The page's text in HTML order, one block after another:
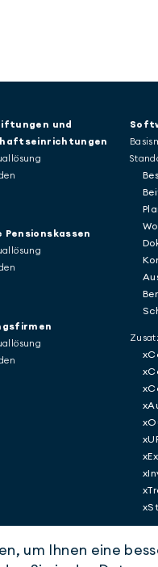
und
um Ihnen eine